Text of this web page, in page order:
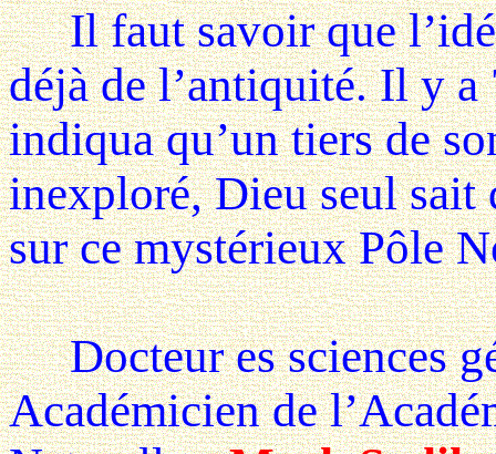
Il faut savoir que l’idée
déjà de l’antiquité. Il y
indiqua qu’un tiers de
inexploré, Dieu seul sait
sur ce mystérieux Pôle
Docteur es sciences
Académicien de